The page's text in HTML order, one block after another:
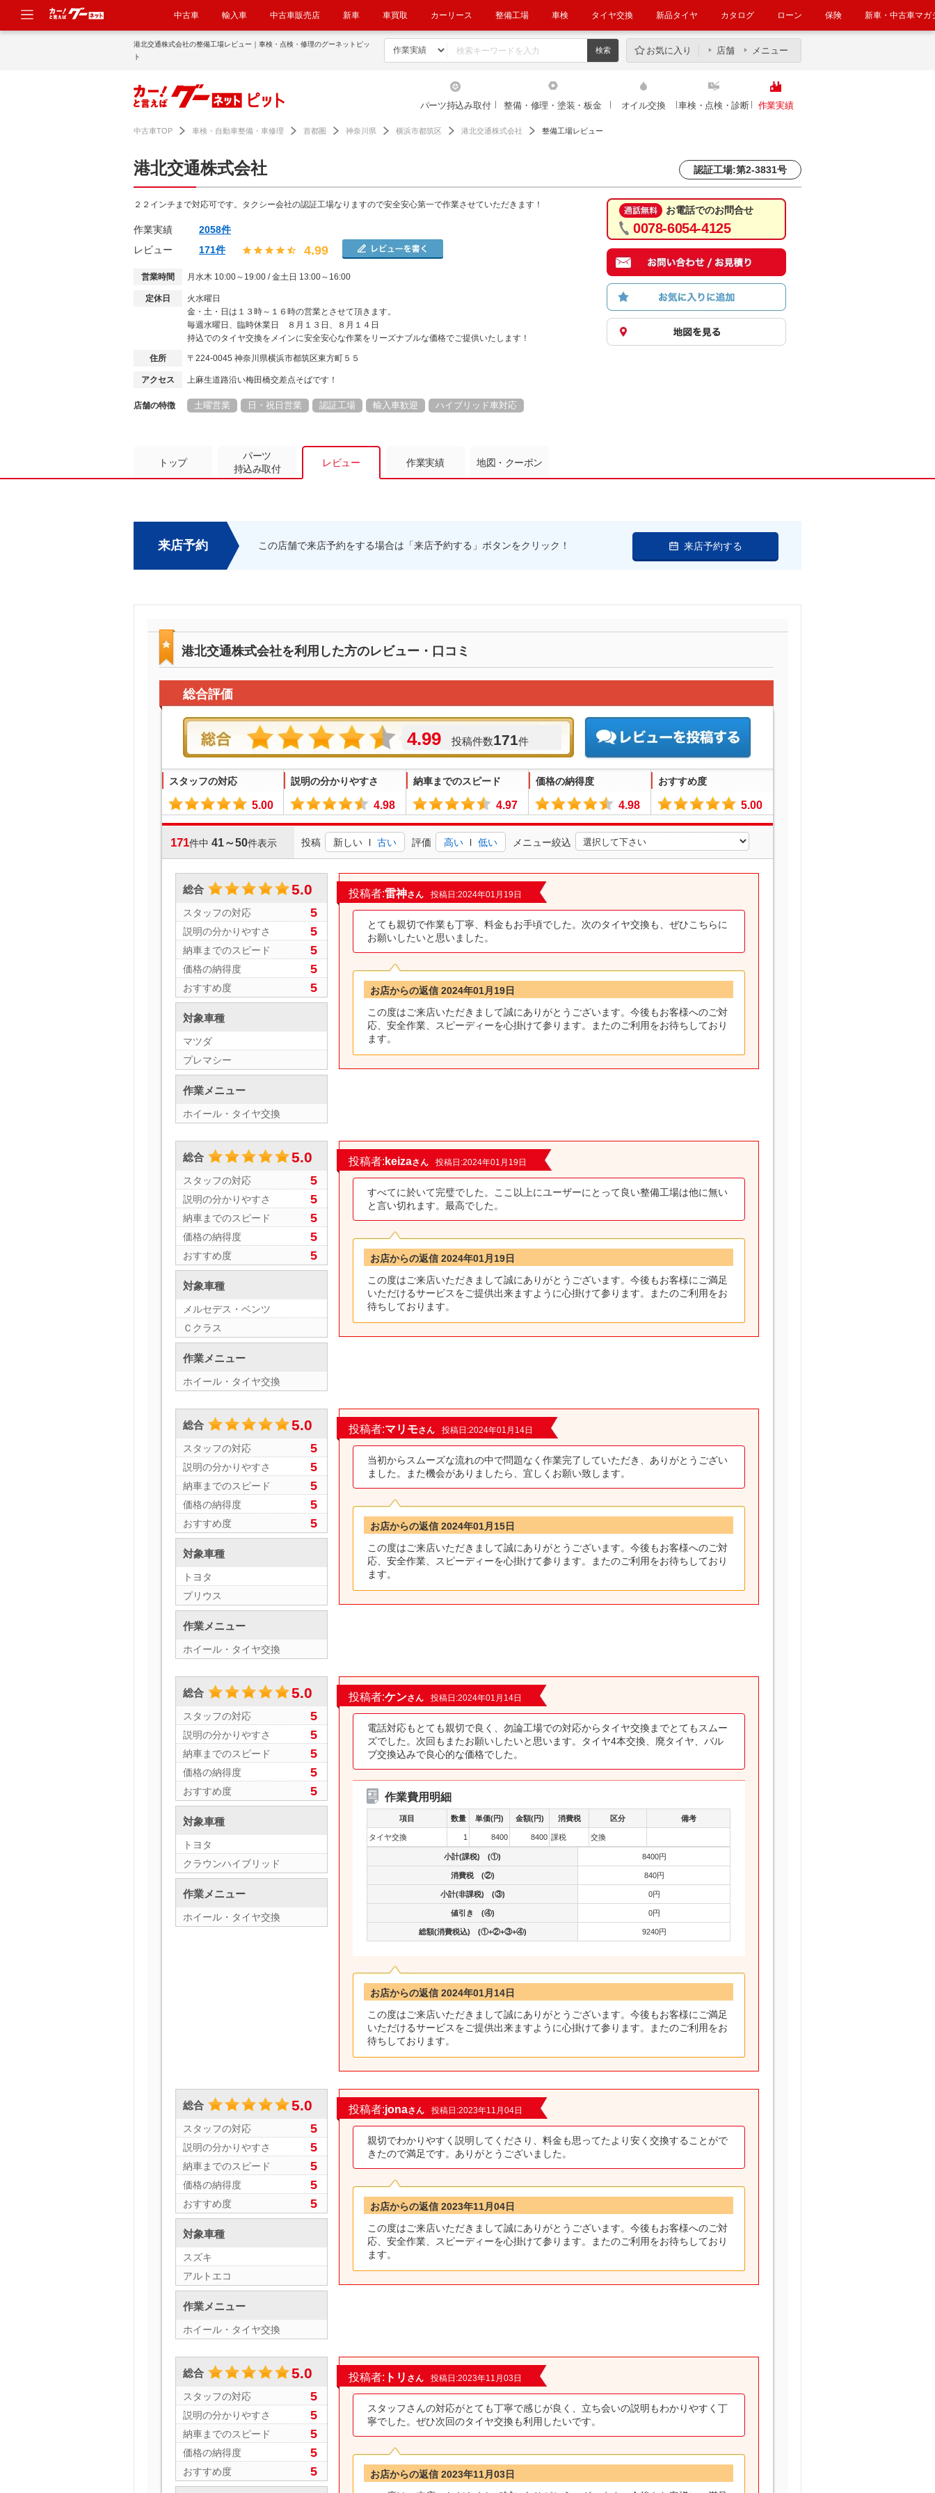
中古車 輸入車 中古車販売店 新車 車買取 カーリース 整備工場 車検 タイヤ交換 新品タイヤ カタログ ローン 保険 新車・中古車マガ
港北交通株式会社の整備工場レビュー｜車検・点検・修理のグーネットピッ
ト
お気に入り 店舗 メニュー
パーツ持込み取付 整備・修理・塗装・板金 オイル交換 車検・点検・診断 作業実績
中古車TOP 車検・自動車整備・車修理 首都圏 神奈川県 横浜市都筑区 港北交通株式会社 整備工場レビュー
港北交通株式会社 認証工場:第2-3831号
２２インチまで対応可です。タクシー会社の認証工場なりますので安全安心第一で作業させていただきます！
作業実績
2058件
レビュー
171件 4.99
営業時間 月水木 10:00～19:00 / 金土日 13:00～16:00
定休日
火水曜日
金・土・日は１３時～１６時の営業とさせて頂きます。
毎週水曜日、臨時休業日 ８月１３日、８月１４日
持込でのタイヤ交換をメインに安全安心な作業をリーズナブルな価格でご提供いたします！
住所 〒224-0045 神奈川県横浜市都筑区東方町５５
アクセス 上麻生道路沿い梅田橋交差点そばです！
店舗の特徴 土曜営業 日・祝日営業 認証工場 輸入車歓迎 ハイブリッド車対応
お電話でのお問合せ
0078-6054-4125
トップ
パーツ
持込み取付
レビュー 作業実績 地図・クーポン
来店予約 この店舗で来店予約をする場合は「来店予約する」ボタンをクリック！ 来店予約する
港北交通株式会社を利用した方のレビュー・口コミ
総合評価
4.99 投稿件数171件
スタッフの対応 説明の分かりやすさ 納車までのスピード 価格の納得度 おすすめ度
5.00 4.98 4.97 4.98 5.00
171件中 41～50件表示 投稿 新しい l 古い 評価 高い l 低い メニュー絞込
総合 5.0
スタッフの対応 5
説明の分かりやすさ 5
納車までのスピード 5
価格の納得度 5
おすすめ度 5
対象車種
マツダ
プレマシー
作業メニュー
ホイール・タイヤ交換
投稿者:雷神さん 投稿日:2024年01月19日
とても親切で作業も丁寧、料金もお手頃でした。次のタイヤ交換も、ぜひこちらに
お願いしたいと思いました。
お店からの返信 2024年01月19日
この度はご来店いただきまして誠にありがとうございます。今後もお客様へのご対
応、安全作業、スピーディーを心掛けて参ります。またのご利用をお待ちしており
ます。
総合 5.0
スタッフの対応 5
説明の分かりやすさ 5
納車までのスピード 5
価格の納得度 5
おすすめ度 5
対象車種
メルセデス・ベンツ
Ｃクラス
作業メニュー
ホイール・タイヤ交換
投稿者:keizaさん 投稿日:2024年01月19日
すべてに於いて完璧でした。ここ以上にユーザーにとって良い整備工場は他に無い
と言い切れます。最高でした。
お店からの返信 2024年01月19日
この度はご来店いただきまして誠にありがとうございます。今後もお客様にご満足
いただけるサービスをご提供出来ますように心掛けて参ります。またのご利用をお
待ちしております。
総合 5.0
スタッフの対応 5
説明の分かりやすさ 5
納車までのスピード 5
価格の納得度 5
おすすめ度 5
対象車種
トヨタ
プリウス
作業メニュー
ホイール・タイヤ交換
投稿者:マリモさん 投稿日:2024年01月14日
当初からスムーズな流れの中で問題なく作業完了していただき、ありがとうござい
ました。また機会がありましたら、宜しくお願い致します。
お店からの返信 2024年01月15日
この度はご来店いただきまして誠にありがとうございます。今後もお客様へのご対
応、安全作業、スピーディーを心掛けて参ります。またのご利用をお待ちしており
ます。
総合 5.0
スタッフの対応 5
説明の分かりやすさ 5
納車までのスピード 5
価格の納得度 5
おすすめ度 5
対象車種
トヨタ
クラウンハイブリッド
作業メニュー
ホイール・タイヤ交換
投稿者:ケンさん 投稿日:2024年01月14日
電話対応もとても親切で良く、勿論工場での対応からタイヤ交換までとてもスムー
ズでした。次回もまたお願いしたいと思います。タイヤ4本交換、廃タイヤ、バル
ブ交換込みで良心的な価格でした。
作業費用明細
項目 数量 単価(円) 金額(円) 消費税 区分 備考
タイヤ交換 1 8400 8400 課税 交換
小計(課税) (①) 8400円
消費税 (②) 840円
小計(非課税) (③) 0円
値引き (④) 0円
総額(消費税込) (①+②+③+④) 9240円
お店からの返信 2024年01月14日
この度はご来店いただきまして誠にありがとうございます。今後もお客様にご満足
いただけるサービスをご提供出来ますように心掛けて参ります。またのご利用をお
待ちしております。
総合 5.0
スタッフの対応 5
説明の分かりやすさ 5
納車までのスピード 5
価格の納得度 5
おすすめ度 5
対象車種
スズキ
アルトエコ
作業メニュー
ホイール・タイヤ交換
投稿者:jonaさん 投稿日:2023年11月04日
親切でわかりやすく説明してくださり、料金も思ってたより安く交換することがで
きたので満足です。ありがとうございました。
お店からの返信 2023年11月04日
この度はご来店いただきまして誠にありがとうございます。今後もお客様へのご対
応、安全作業、スピーディーを心掛けて参ります。またのご利用をお待ちしており
ます。
総合 5.0
スタッフの対応 5
説明の分かりやすさ 5
納車までのスピード 5
価格の納得度 5
おすすめ度 5
投稿者: トリ さん 投稿日:2023年11月03日
スタッフさんの対応がとても丁寧で感じが良く、立ち会いの説明もわかりやすく丁
寧でした。ぜひ次回のタイヤ交換も利用したいです。
お店からの返信 2023年11月03日